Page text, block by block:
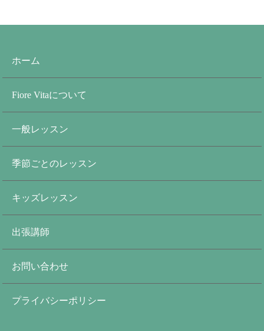
ホーム
Fiore Vitaについて
一般レッスン
季節ごとのレッスン
キッズレッスン
出張講師
お問い合わせ
プライバシーポリシー